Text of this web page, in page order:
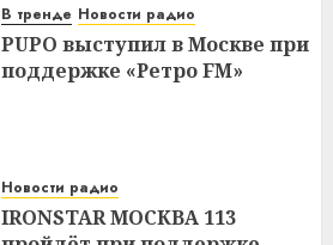
В тренде Новости радио
PUPO выступил в Москве при
поддержке «Ретро FM»
Новости радио
IRONSTAR МОСКВА 113